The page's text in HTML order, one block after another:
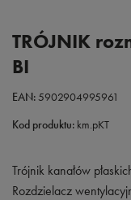
TRÓJNIK
BI
EAN:5902904995961
Kod produktu: km.pKT
Trójnik kanałów
Rozdzielacz